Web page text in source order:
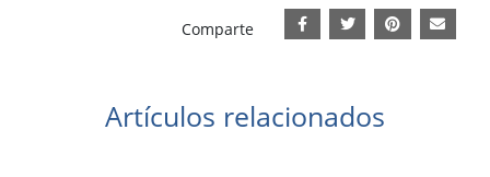
Comparte
Artículos relacionados